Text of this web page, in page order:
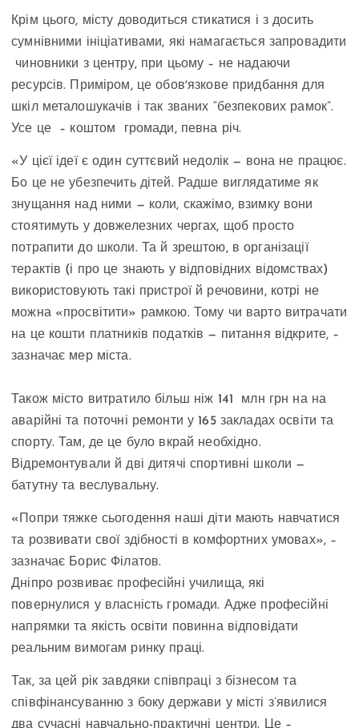
Крім цього, місту доводиться стикатися і з досить
сумнівними ініціативами, які намагається запровадити
чиновники з центру, при цьому – не надаючи
ресурсів. Приміром, це обовʼязкове придбання для
шкіл металошукачів і так званих “безпекових рамок”.
Усе це – коштом громади, певна річ.
«У цієї ідеї є один суттєвий недолік — вона не працює.
Бо це не убезпечить дітей. Радше виглядатиме як
знущання над ними — коли, скажімо, взимку вони
стоятимуть у довжелезних чергах, щоб просто
потрапити до школи. Та й зрештою, в організації
терактів (і про це знають у відповідних відомствах)
використовують такі пристрої й речовини, котрі не
можна «просвітити» рамкою. Тому чи варто витрачати
на це кошти платників податків — питання відкрите, –
зазначає мер міста.
Також місто витратило більш ніж 141 млн грн на на
аварійні та поточні ремонти у 165 закладах освіти та
спорту. Там, де це було вкрай необхідно.
Відремонтували й дві дитячі спортивні школи —
батутну та веслувальну.
«Попри тяжке сьогодення наші діти мають навчатися
та розвивати свої здібності в комфортних умовах», –
зазначає Борис Філатов.
Дніпро розвиває професійні училища, які
повернулися у власність громади. Адже професійні
напрямки та якість освіти повинна відповідати
реальним вимогам ринку праці.
Так, за цей рік завдяки співпраці з бізнесом та
співфінансуванню з боку держави у місті з’явилися
два сучасні навчально-практичні центри. Це –